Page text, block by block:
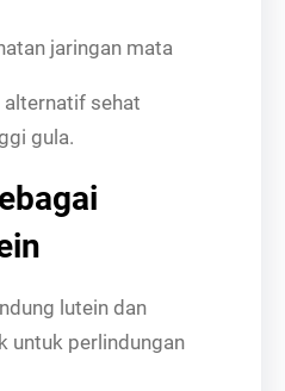
jaringan mata
alternatif sehat
gula.
lutein dan
untuk perlindungan